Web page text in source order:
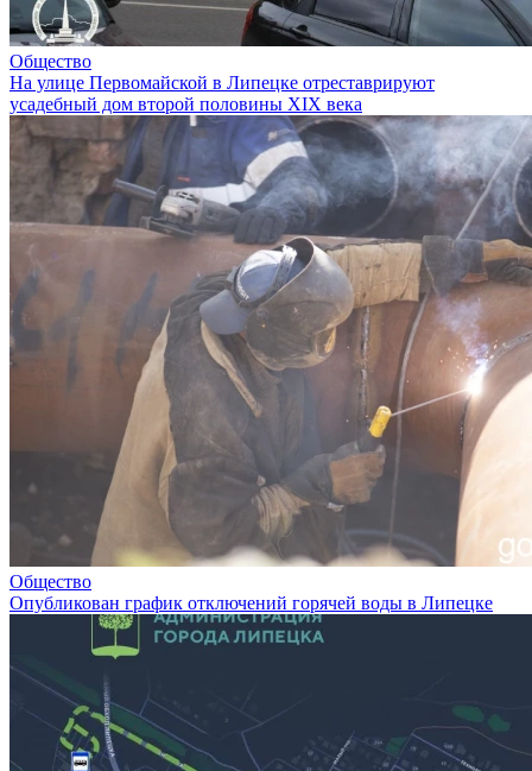
Общество
На улице Первомайской в Липецке отреставрируют
усадебный дом второй половины XIX века
Общество
Опубликован график отключений горячей воды в Липецке